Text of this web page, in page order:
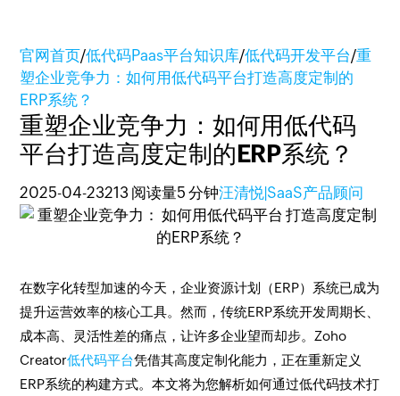
官网首页/低代码Paas平台知识库/低代码开发平台/重
塑企业竞争力：如何用低代码平台打造高度定制的
ERP系统？
重塑企业竞争力：如何用低代码
平台打造高度定制的ERP系统？
2025-04-23213 阅读量5 分钟汪清悦|SaaS产品顾问
在数字化转型加速的今天，企业资源计划（ERP）系统已成为
提升运营效率的核心工具。然而，传统ERP系统开发周期长、
成本高、灵活性差的痛点，让许多企业望而却步。Zoho
Creator低代码平台凭借其高度定制化能力，正在重新定义
ERP系统的构建方式。本文将为您解析如何通过低代码技术打